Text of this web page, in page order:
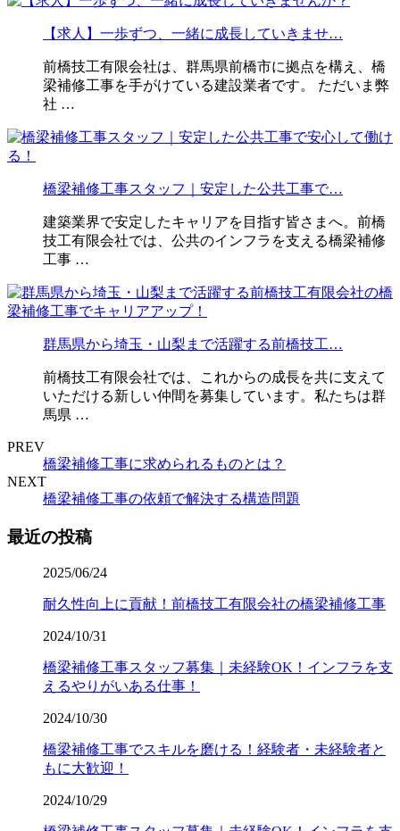
【求人】一歩ずつ、一緒に成長していきませ…
前橋技工有限会社は、群馬県前橋市に拠点を構え、橋
梁補修工事を手がけている建設業者です。 ただいま弊
社 …
橋梁補修工事スタッフ｜安定した公共工事で…
建築業界で安定したキャリアを目指す皆さまへ。前橋
技工有限会社では、公共のインフラを支える橋梁補修
工事 …
群馬県から埼玉・山梨まで活躍する前橋技工…
前橋技工有限会社では、これからの成長を共に支えて
いただける新しい仲間を募集しています。私たちは群
馬県 …
PREV
橋梁補修工事に求められるものとは？
NEXT
橋梁補修工事の依頼で解決する構造問題
最近の投稿
2025/06/24
耐久性向上に貢献！前橋技工有限会社の橋梁補修工事
2024/10/31
橋梁補修工事スタッフ募集｜未経験OK！インフラを支
えるやりがいある仕事！
2024/10/30
橋梁補修工事でスキルを磨ける！経験者・未経験者と
もに大歓迎！
2024/10/29